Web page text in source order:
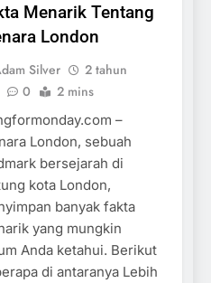
Menarik Tentang
London
Silver
2 tahun
0 2 mins
–
London, sebuah
bersejarah di
kota London,
banyak fakta
yang mungkin
Anda ketahui. Berikut
di antaranya Lebih